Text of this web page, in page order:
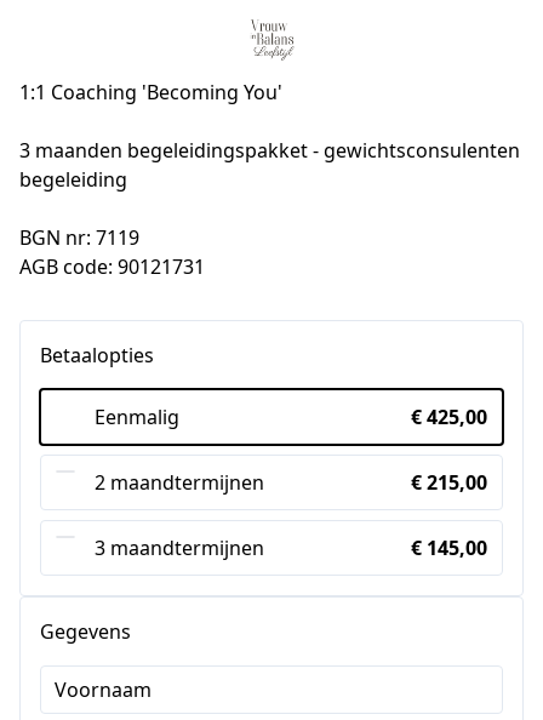
1:1 Coaching 'Becoming You'
3 maanden begeleidingspakket - gewichtsconsulenten
begeleiding
BGN nr: 7119
AGB code: 90121731
Betaalopties
Eenmalig € 425,00
2 maandtermijnen € 215,00
3 maandtermijnen € 145,00
Gegevens
Voornaam